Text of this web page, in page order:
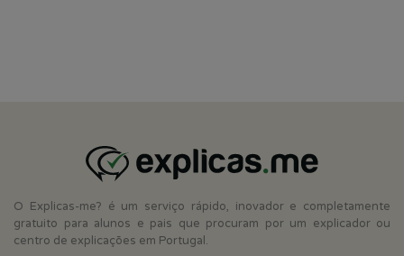
O Explicas-me? é um serviço rápido, inovador e completamente
gratuito para alunos e pais que procuram por um explicador ou
centro de explicações em Portugal.